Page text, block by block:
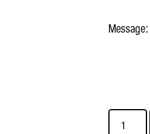
Message: